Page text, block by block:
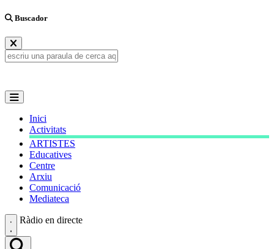
Buscador
Inici
Activitats
ARTISTES
Educatives
Centre
Arxiu
Comunicació
Mediateca
Ràdio en directe